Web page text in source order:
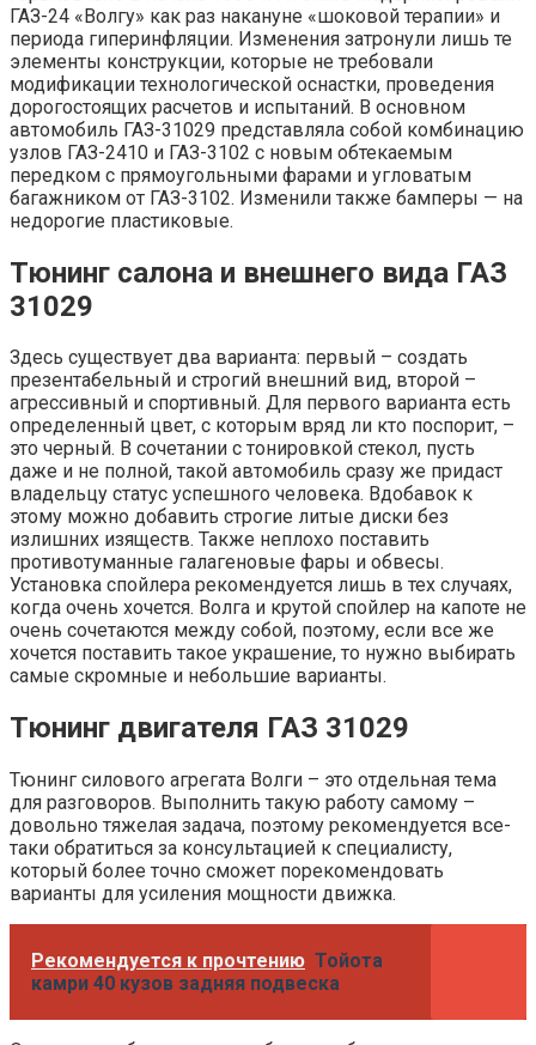
ГАЗ-24 «Волгу» как раз накануне «шоковой терапии» и
периода гиперинфляции. Изменения затронули лишь те
элементы конструкции, которые не требовали
модификации технологической оснастки, проведения
дорогостоящих расчетов и испытаний. В основном
автомобиль ГАЗ-31029 представляла собой комбинацию
узлов ГАЗ-2410 и ГАЗ-3102 с новым обтекаемым
передком с прямоугольными фарами и угловатым
багажником от ГАЗ-3102. Изменили также бамперы — на
недорогие пластиковые.
Тюнинг салона и внешнего вида ГАЗ
31029
Здесь существует два варианта: первый – создать
презентабельный и строгий внешний вид, второй –
агрессивный и спортивный. Для первого варианта есть
определенный цвет, с которым вряд ли кто поспорит, –
это черный. В сочетании с тонировкой стекол, пусть
даже и не полной, такой автомобиль сразу же придаст
владельцу статус успешного человека. Вдобавок к
этому можно добавить строгие литые диски без
излишних изяществ. Также неплохо поставить
противотуманные галагеновые фары и обвесы.
Установка спойлера рекомендуется лишь в тех случаях,
когда очень хочется. Волга и крутой спойлер на капоте не
очень сочетаются между собой, поэтому, если все же
хочется поставить такое украшение, то нужно выбирать
самые скромные и небольшие варианты.
Тюнинг двигателя ГАЗ 31029
Тюнинг силового агрегата Волги – это отдельная тема
для разговоров. Выполнить такую работу самому –
довольно тяжелая задача, поэтому рекомендуется все-
таки обратиться за консультацией к специалисту,
который более точно сможет порекомендовать
варианты для усиления мощности движка.
Рекомендуется к прочтению Тойота
камри 40 кузов задняя подвеска